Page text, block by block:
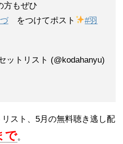
方もぜひ
をつけてポスト
#羽
ットリスト (@kodahanyu)
スト、5月の無料聴き逃し配
で。